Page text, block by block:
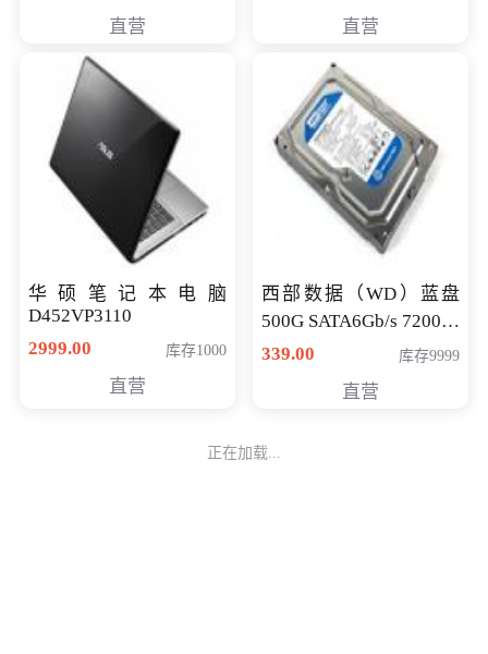
直营 直营
华硕笔记本电脑
D452VP3110
2999.00
库存1000
直营
西部数据（WD）蓝盘
500G SATA6Gb/s 7200转
16M 台式机硬盘
339.00 库存9999
直营
正在加载...